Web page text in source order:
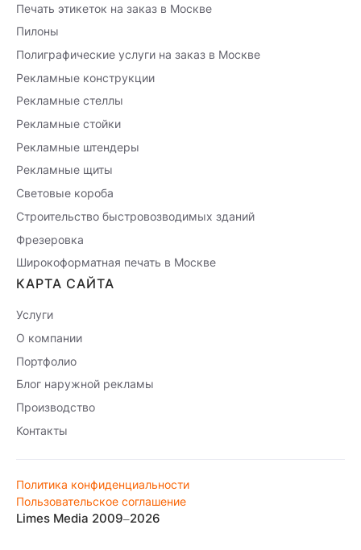
Печать этикеток на заказ в Москве
Пилоны
Полиграфические услуги на заказ в Москве
Рекламные конструкции
Рекламные стеллы
Рекламные стойки
Рекламные штендеры
Рекламные щиты
Световые короба
Строительство быстровозводимых зданий
Фрезеровка
Широкоформатная печать в Москве
КАРТА САЙТА
Услуги
О компании
Портфолио
Блог наружной рекламы
Производство
Контакты
Limes Media 2009–2026
Политика конфиденциальности
Пользовательское соглашение